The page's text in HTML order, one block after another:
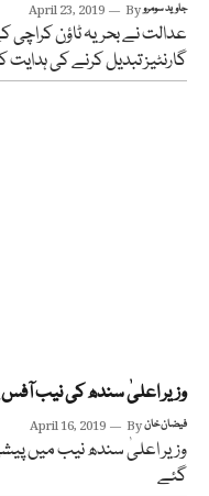
April 23, 2019 Byجاوید سومرو
عدالت نے بحریہ ٹاؤن
گارنٹیز تبدیل کرنے کی ہدایت
وزیر اعلیٰ سندھ کی نیب آفس
April 16, 2019 Byفیضان خان
وزیر اعلیٰ سندھ نیب میں
گئے